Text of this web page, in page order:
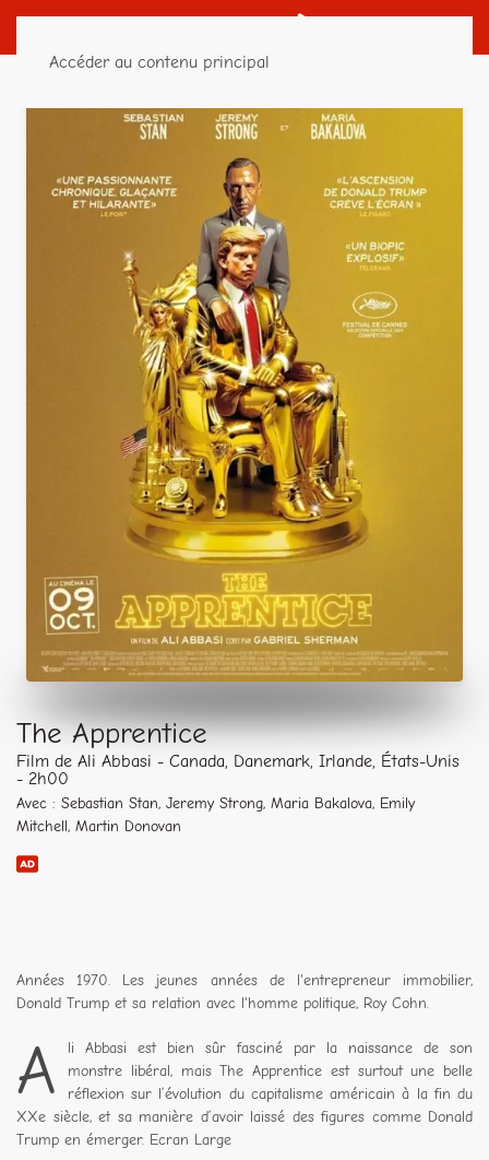
Accéder au contenu principal
The Apprentice
Film de Ali Abbasi - Canada, Danemark, Irlande, États-Unis
- 2h00
Avec : Sebastian Stan, Jeremy Strong, Maria Bakalova, Emily
Mitchell, Martin Donovan
Années 1970. Les jeunes années de l'entrepreneur immobilier,
Donald Trump et sa relation avec l'homme politique, Roy Cohn.
A
li Abbasi est bien sûr fasciné par la naissance de son
monstre libéral, mais The Apprentice est surtout une belle
réflexion sur l’évolution du capitalisme américain à la fin du
XXe siècle, et sa manière d’avoir laissé des figures comme Donald
Trump en émerger. Ecran Large